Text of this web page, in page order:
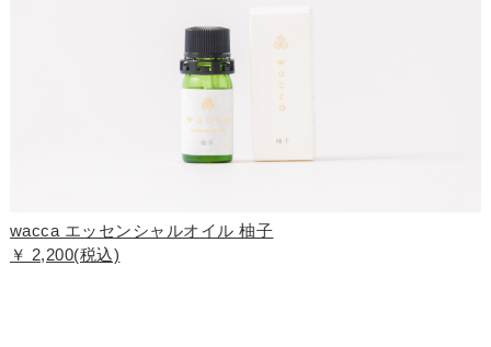
wacca エッセンシャルオイル 柚子
￥ 2,200(税込)